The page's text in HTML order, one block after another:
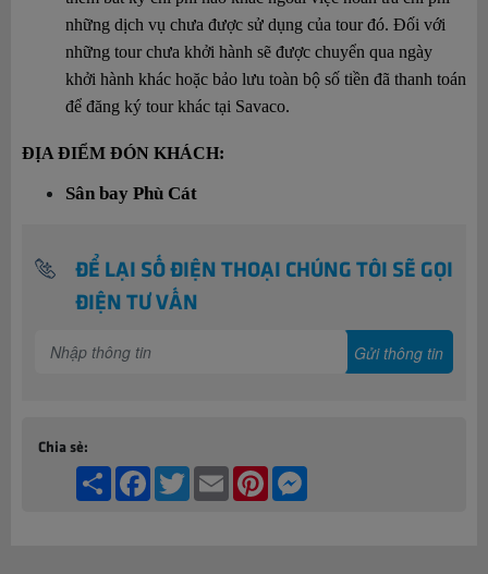
những dịch vụ chưa được sử dụng của tour đó. Đối với
những tour chưa khởi hành sẽ được chuyển qua ngày
khởi hành khác hoặc bảo lưu toàn bộ số tiền đã thanh toán
để đăng ký tour khác tại Savaco.
ĐỊA ĐIỂM ĐÓN KHÁCH:
Sân bay Phù Cát
ĐỂ LẠI SỐ ĐIỆN THOẠI CHÚNG TÔI SẼ GỌI
ĐIỆN TƯ VẤN
Chia sẻ:
Share Facebook
TwitterEmail Pinterest